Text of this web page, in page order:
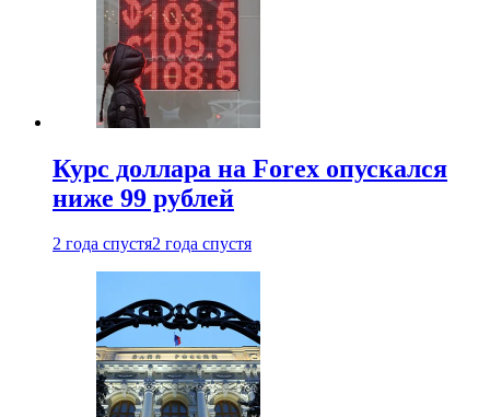
Курс доллара на Forex опускался
ниже 99 рублей
2 года спустя2 года спустя